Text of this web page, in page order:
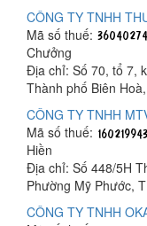
CÔNG TY TNHH
Mã số thuế:
Chưởng
Địa chỉ: Số 70, tổ 7,
Thành phố Biên
CÔNG TY TNHH
Mã số thuế:
Hiền
Địa chỉ: Số 448/5H
Phường Mỹ Phước,
CÔNG TY TNHH